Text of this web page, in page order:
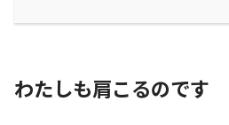
わたしも肩こるのです